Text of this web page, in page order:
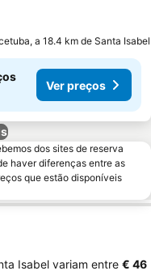
a 18.4 km de Santa Isabel
Ver preços
dos sites de reserva
haver diferenças entre as
que estão disponíveis
Isabel variam entre ‎€ 46